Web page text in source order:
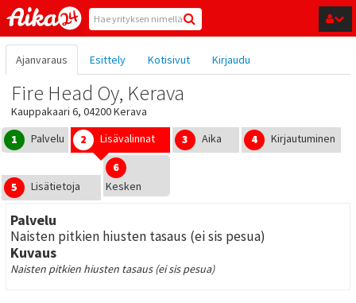
Hyppää pääsisältöön
Ajanvaraus Esittely Kotisivut Kirjaudu
Fire Head Oy, Kerava
Kauppakaari 6, 04200 Kerava
1
Palvelu 2 Lisävalinnat 3 Aika 4 Kirjautuminen
5 Lisätietoja
6
Kesken
Palvelu
Naisten pitkien hiusten tasaus (ei sis pesua)
Kuvaus
Naisten pitkien hiusten tasaus (ei sis pesua)